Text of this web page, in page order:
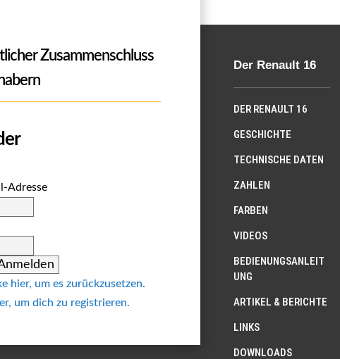
Zusammenschluss
Adresse
hier, um es zurückzusetzen.
um dich zu registrieren.
Der Renault 16
DER RENAULT 16
GESCHICHTE
TECHNISCHE DATEN
ZAHLEN
FARBEN
VIDEOS
BEDIENUNGSANLEIT
UNG
ARTIKEL & BERICHTE
LINKS
DOWNLOADS